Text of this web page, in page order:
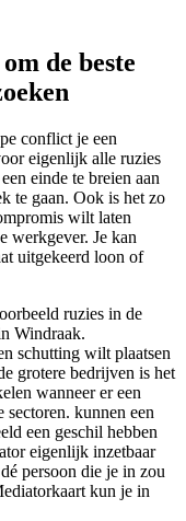
de beste
conflict je een
eigenlijk alle ruzies
einde te breien aan
te gaan. Ook is het zo
wilt laten
werkgever. Je kan
uitgekeerd loon of
ruzies in de
Windraak.
schutting wilt plaatsen
grotere bedrijven is het
wanneer er een
sectoren. kunnen een
een geschil hebben
eigenlijk inzetbaar
persoon die je in zou
kun je in